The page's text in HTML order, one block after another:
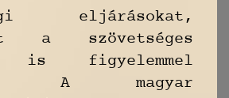
eljárásokat,
a szövetséges
is figyelemmel
A magyar